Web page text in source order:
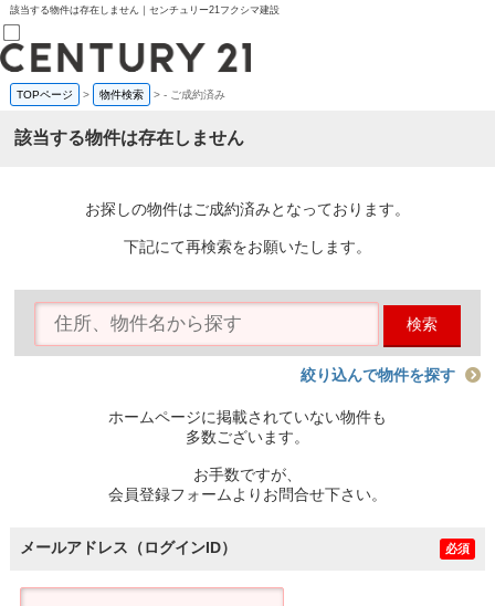
該当する物件は存在しません｜センチュリー21フクシマ建設
売買部
0120-800-844
賃貸部
会員メニュー
物件を探す
購入TOP
条件から探す
住宅ローン控除シミュレータ
TOPページ > 物件検索 >- ご成約済み
該当する物件は存在しません
お探しの物件はご成約済みとなっております。
下記にて再検索をお願いたします。
検索
絞り込んで物件を探す
ホームページに掲載されていない物件も
多数ございます。
お手数ですが、
会員登録フォームよりお問合せ下さい。
メールアドレス（ログインID） 必須